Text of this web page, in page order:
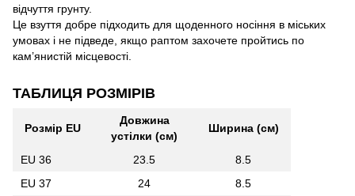
відчуття грунту.
Це взуття добре підходить для щоденного носіння в міських
умовах і не підведе, якщо раптом захочете пройтись по
кам’янистій місцевості.
ТАБЛИЦЯ РОЗМІРІВ
Розмір EU
Довжина
устілки (см)
Ширина (см)
EU 36 23.5
8.5
EU 37
24
8.5